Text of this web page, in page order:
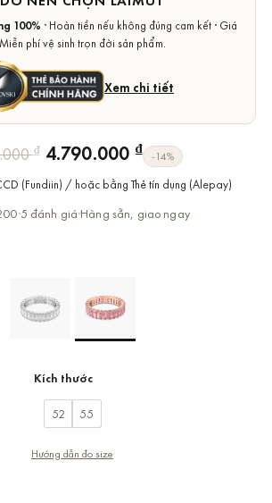
100% · Hoàn tiền nếu không đúng cam kết · Giá
phí vệ sinh trọn đời sản phẩm.
Xem chi tiết
₫ Giá
gốc
là:
5.590.000 ₫.
4.790.000 ₫
Giá
hiện
tại
là:
-14%
(Fundiin) / hoặc bằng Thẻ tín dụng (Alepay)
·5 đánh giá·Hàng sẵn, giao ngay
Kích thước
52 55
Hướng dẫn đo size
Hãng Matrix Ring số lượng